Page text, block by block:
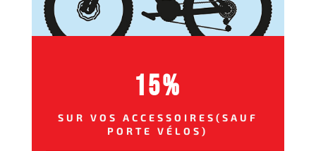
15%
SUR VOS ACCESSOIRES(SAUF
PORTE VÉLOS)